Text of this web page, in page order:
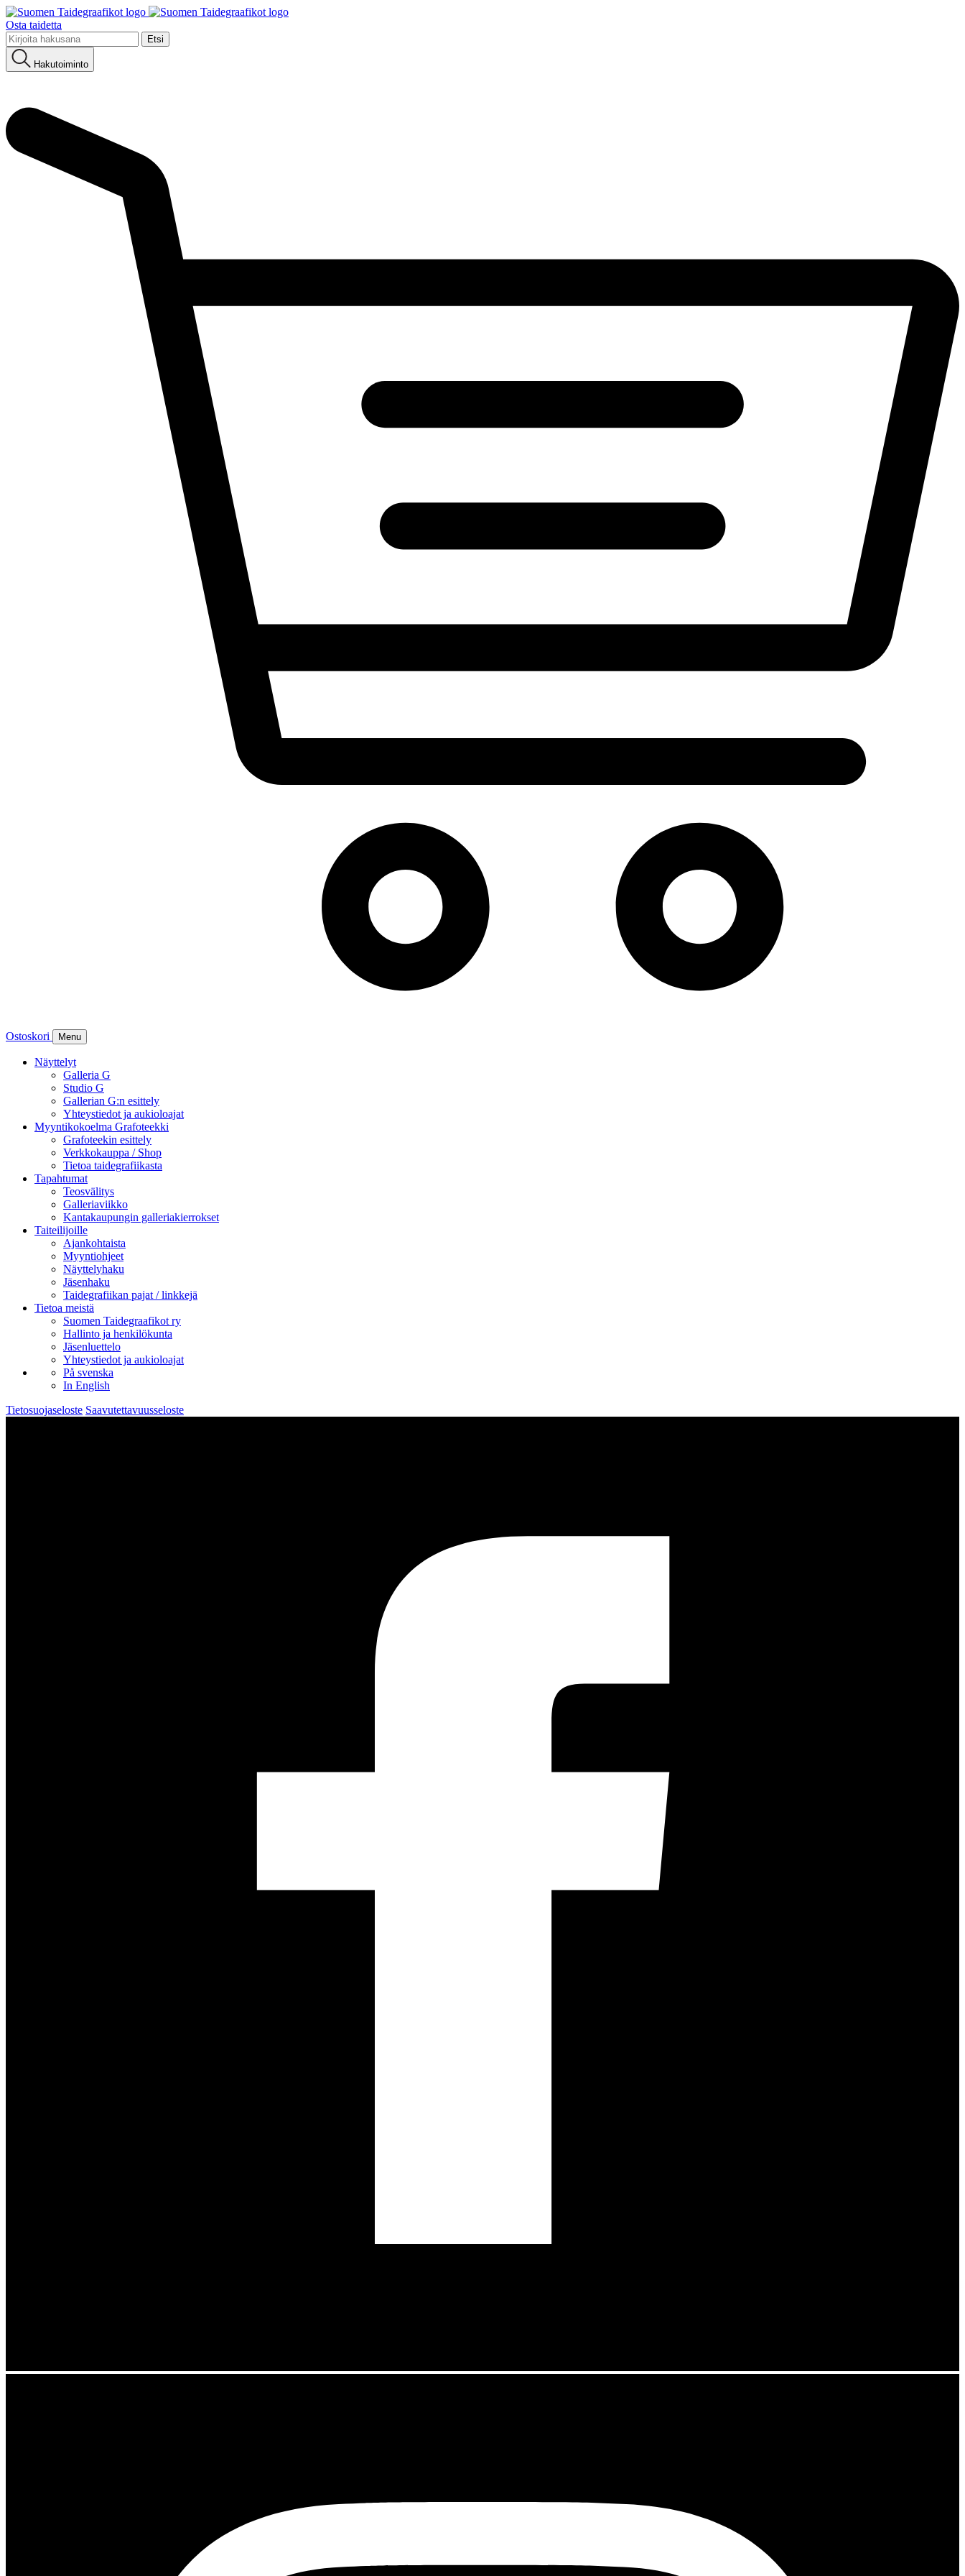
Osta taidetta
Etsi:
Hakutoiminto
Ostoskori Menu
Näyttelyt
Galleria G
Studio G
Gallerian G:n esittely
Yhteystiedot ja aukioloajat
Myyntikokoelma Grafoteekki
Grafoteekin esittely
Verkkokauppa / Shop
Tietoa taidegrafiikasta
Tapahtumat
Teosvälitys
Galleriaviikko
Kantakaupungin galleriakierrokset
Taiteilijoille
Ajankohtaista
Myyntiohjeet
Näyttelyhaku
Jäsenhaku
Taidegrafiikan pajat / linkkejä
Tietoa meistä
Suomen Taidegraafikot ry
Hallinto ja henkilökunta
Jäsenluettelo
Yhteystiedot ja aukioloajat
På svenska
In English
Tietosuojaseloste Saavutettavuusseloste